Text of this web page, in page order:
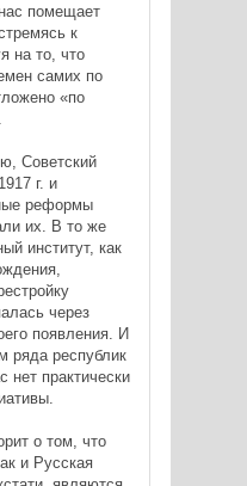
помещает
к
на то, что
самих по
«по
Советский
г. и
реформы
их. В то же
институт, как
через
появления. И
ряда республик
нет практически
о том, что
и Русская